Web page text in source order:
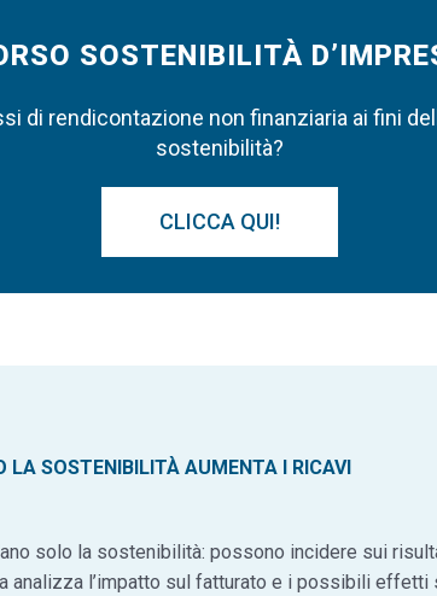
SOSTENIBILITÀ
di rendicontazione non finanziaria ai fini
sostenibilità?
CLICCA QUI!
LA SOSTENIBILITÀ AUMENTA I RICAVI
solo la sostenibilità: possono incidere sui
analizza l’impatto sul fatturato e i possibili effetti